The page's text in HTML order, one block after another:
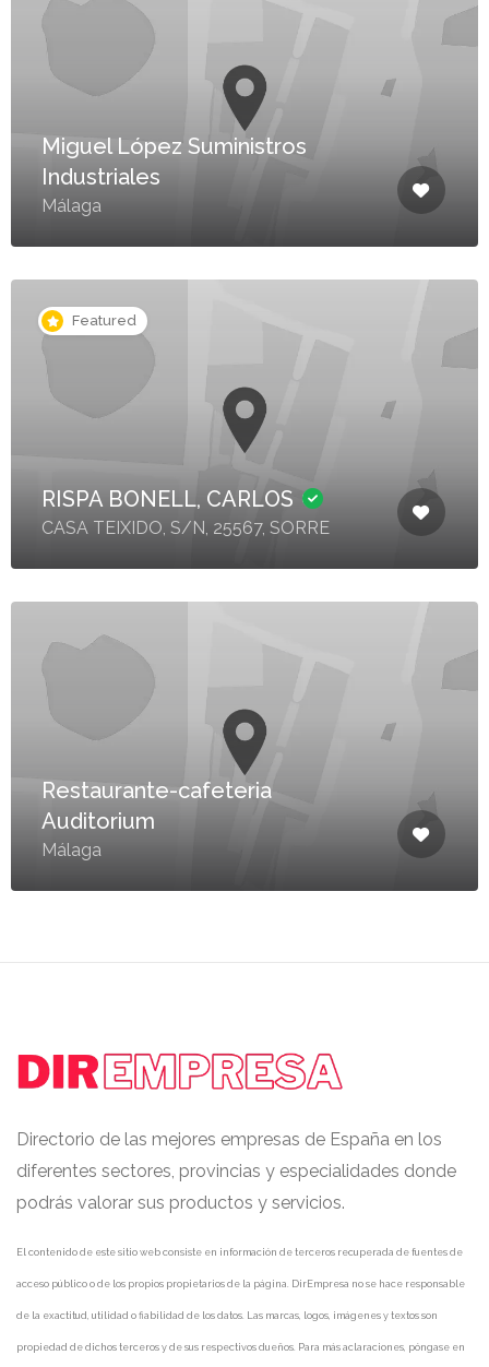
Miguel López Suministros
Industriales
Málaga
Featured
RISPA BONELL, CARLOS
CASA TEIXIDO, S/N, 25567, SORRE
Restaurante-cafeteria
Auditorium
Málaga
Directorio de las mejores empresas de España en los
diferentes sectores, provincias y especialidades donde
podrás valorar sus productos y servicios.
El contenido de este sitio web consiste en información de terceros recuperada de fuentes de
acceso público o de los propios propietarios de la página. DirEmpresa no se hace responsable
de la exactitud, utilidad o fiabilidad de los datos. Las marcas, logos, imágenes y textos son
propiedad de dichos terceros y de sus respectivos dueños. Para más aclaraciones, póngase en